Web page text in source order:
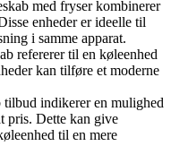
med fryser kombinerer
enheder er ideelle til
i samme apparat.
refererer til en køleenhed
kan tilføre et moderne
tilbud indikerer en mulighed
pris. Dette kan give
til en mere